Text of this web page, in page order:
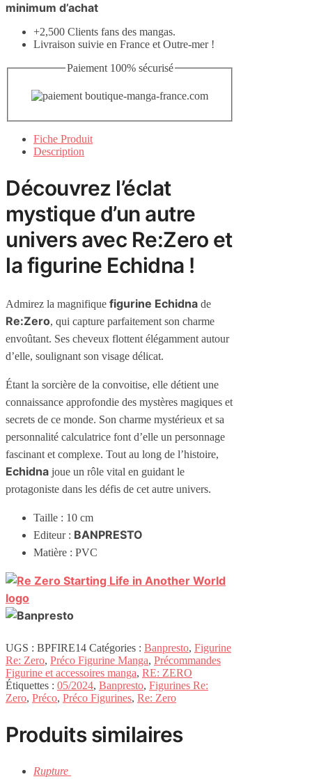
minimum d’achat
+2,500 Clients fans des mangas.
Livraison suivie en France et Outre-mer !
Paiement 100% sécurisé
Fiche Produit
Description
Découvrez l’éclat
mystique d’un autre
univers avec Re:Zero et
la figurine Echidna !
Admirez la magnifique figurine Echidna de
Re:Zero, qui capture parfaitement son charme
envoûtant. Ses cheveux flottent élégamment autour
d’elle, soulignant son visage délicat.
Étant la sorcière de la convoitise, elle détient une
connaissance approfondie des mystères magiques et
secrets de ce monde. Son charme mystérieux et sa
personnalité calculatrice font d’elle un personnage
fascinant et complexe. Tout au long de l’histoire,
Echidna joue un rôle vital en guidant le
protagoniste dans les défis de cet autre univers.
Taille : 10 cm
Editeur : BANPRESTO
Matière : PVC
UGS : BPFIRE14 Catégories : Banpresto, Figurine
Re: Zero, Préco Figurine Manga, Précommandes
Figurine et accessoires manga, RE: ZERO
Étiquettes : 05/2024, Banpresto, Figurines Re:
Zero, Préco, Préco Figurines, Re: Zero
Produits similaires
Rupture